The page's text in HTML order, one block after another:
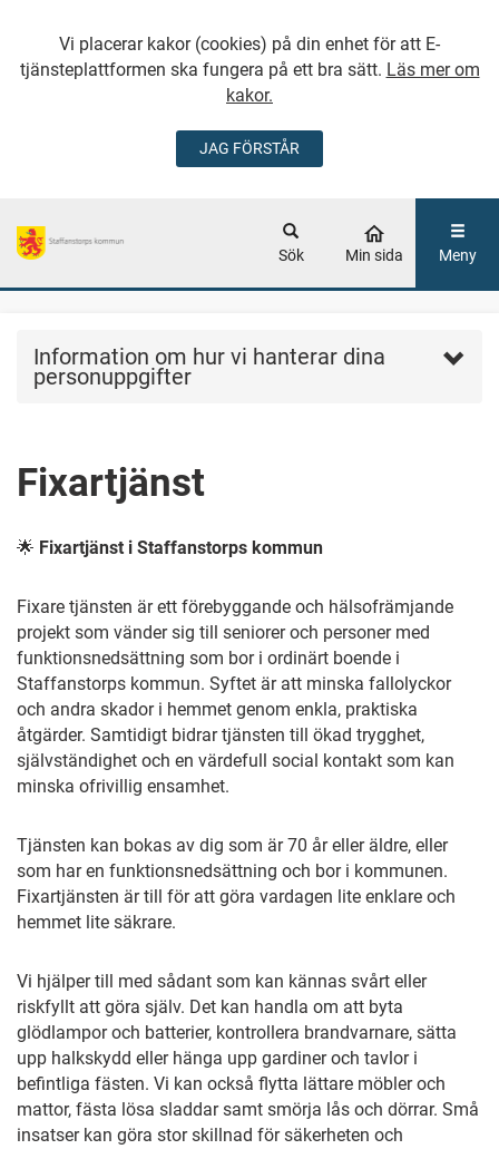
Vi placerar kakor (cookies) på din enhet för att E-
tjänsteplattformen ska fungera på ett bra sätt. Läs mer om
kakor.
JAG FÖRSTÅR
GÅ DIREKT TILL
Sök Min sida Meny
Information om hur vi hanterar dina
personuppgifter
Fixartjänst
🌟 Fixartjänst i Staffanstorps kommun
Fixare tjänsten är ett förebyggande och hälsofrämjande
projekt som vänder sig till seniorer och personer med
funktionsnedsättning som bor i ordinärt boende i
Staffanstorps kommun. Syftet är att minska fallolyckor
och andra skador i hemmet genom enkla, praktiska
åtgärder. Samtidigt bidrar tjänsten till ökad trygghet,
självständighet och en värdefull social kontakt som kan
minska ofrivillig ensamhet.
Tjänsten kan bokas av dig som är 70 år eller äldre, eller
som har en funktionsnedsättning och bor i kommunen.
Fixartjänsten är till för att göra vardagen lite enklare och
hemmet lite säkrare.
Vi hjälper till med sådant som kan kännas svårt eller
riskfyllt att göra själv. Det kan handla om att byta
glödlampor och batterier, kontrollera brandvarnare, sätta
upp halkskydd eller hänga upp gardiner och tavlor i
befintliga fästen. Vi kan också flytta lättare möbler och
mattor, fästa lösa sladdar samt smörja lås och dörrar. Små
insatser kan göra stor skillnad för säkerheten och